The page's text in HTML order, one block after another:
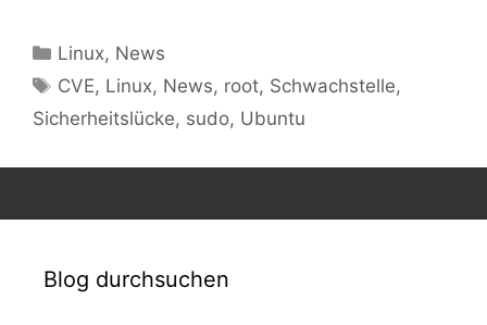
Kategorien
Linux, News
Schlagwörter
CVE, Linux, News, root, Schwachstelle,
Sicherheitslücke, sudo, Ubuntu
Blog durchsuchen